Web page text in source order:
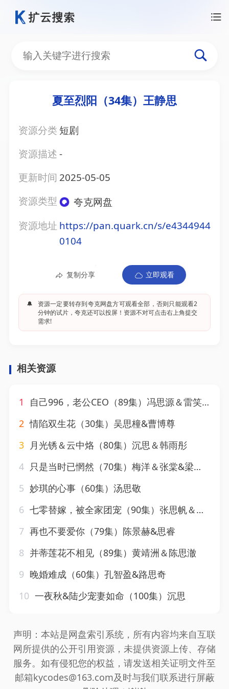
夏至烈阳（34集）王静思
资源分类 短剧
资源描述-
更新时间 2025-05-05
资源类型
夸克网盘
资源地址 https://pan.quark.cn/s/e4344944
0104
复制分享 立即观看
🔔
资源一定要转存到夸克网盘方可观看全部，否则只能观看2
分钟的试片，夸克还可以投屏！资源不对可点击右上角提交
需求!
相关资源
1
自己996，老公CEO（89集）冯思源＆雷笑语
2 情陷双生花（30集）吴思橦&曹博尊
3 月光锈＆云中烙（80集）沉思＆韩雨彤
4 只是当时已惘然（70集）梅洋＆张棠&梁思佳
5 妙琪的心事（60集）汤思敬
6 七零替嫁，被全家团宠（90集）张思帆＆翟成露
7 再也不要爱你（79集）陈景赫&思睿
8 并蒂莲花不相见（89集）黄靖洲＆陈思澈
9 晚婚难成（60集）孔智盈&路思奇
10 一夜秋&陆少宠妻如命（100集）沉思
声明：本站是网盘索引系统，所有内容均来自互联
网所提供的公开引用资源，未提供资源上传、存储
服务。如有侵犯您的权益，请发送相关证明文件至
邮箱kycodes@163.com及时与我们联系进行屏蔽